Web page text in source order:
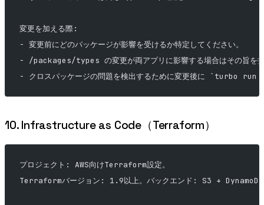
変更を加える際:
- 変更前にどのパッケージが影響を受けるか特定してください。
- /packages/types の変更が両アプリに影響する場合はその旨を指
- クロスパッケージの問題を検出するために変更後に `turbo
10. Infrastructure as Code（Terraform）
プロジェクト: AWS向けTerraform設定。
Terraformバージョン: 1.9以上。バックエンド: S3 + DynamoDB